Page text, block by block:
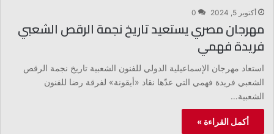
أكتوبر 5, 2024 0
مهرجان مصري يستعيد تاريخ نجمة الرقص الشعبي
فريدة فهمي
استعاد مهرجان الإسماعيلية الدولي للفنون الشعبية تاريخ نجمة الرقص
الشعبي فريدة فهمي التي عدّها نقاد «أيقونة» لفرقة رضا للفنون
الشعبية…
أكمل القراءة »